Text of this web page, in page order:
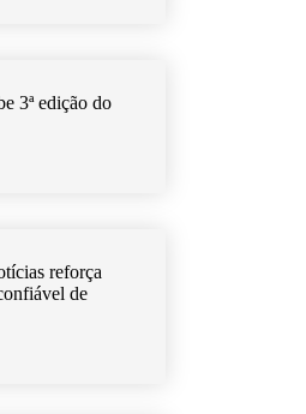
3ª edição do
reforça
de